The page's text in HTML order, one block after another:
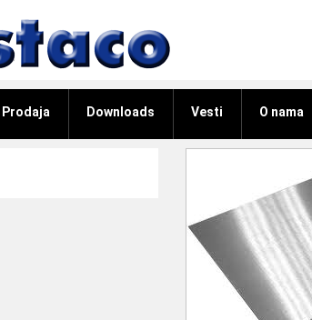
Prodaja Downloads Vesti O nama